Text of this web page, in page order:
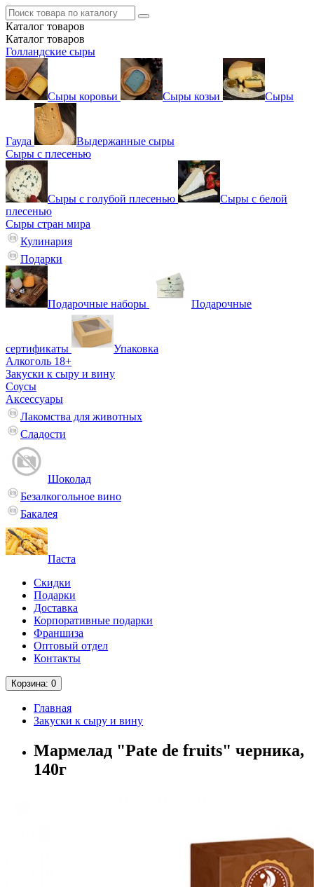
Каталог товаров
Каталог товаров
Голландские сыры
Сыры коровьи Сыры козьи Сыры
Гауда
Выдержанные сыры
Сыры с плесенью
Сыры с голубой плесенью
Сыры с белой
плесенью
Сыры стран мира
Кулинария
Подарки
Подарочные наборы Подарочные
сертификаты
Упаковка
Алкоголь 18+
Закуски к сыру и вину
Соусы
Аксессуары
Лакомства для животных
Сладости
Шоколад
Безалкогольное вино
Бакалея
Паста
Скидки
Подарки
Доставка
Корпоративные подарки
Франшиза
Оптовый отдел
Контакты
Корзина: 0
Главная
Закуски к сыру и вину
Мармелад "Pate de fruits" черника,
140г